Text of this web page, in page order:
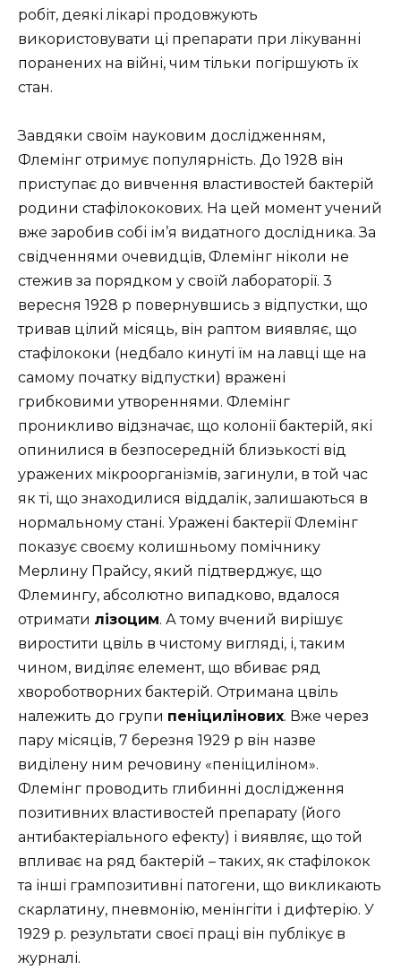
робіт, деякі лікарі продовжують
використовувати ці препарати при лікуванні
поранених на війні, чим тільки погіршують їх
стан.
Завдяки своїм науковим дослідженням,
Флемінг отримує популярність. До 1928 він
приступає до вивчення властивостей бактерій
родини стафілококових. На цей момент учений
вже заробив собі ім’я видатного дослідника. За
свідченнями очевидців, Флемінг ніколи не
стежив за порядком у своїй лабораторії. 3
вересня 1928 р повернувшись з відпустки, що
тривав цілий місяць, він раптом виявляє, що
стафілококи (недбало кинуті їм на лавці ще на
самому початку відпустки) вражені
грибковими утвореннями. Флемінг
проникливо відзначає, що колонії бактерій, які
опинилися в безпосередній близькості від
уражених мікроорганізмів, загинули, в той час
як ті, що знаходилися віддалік, залишаються в
нормальному стані. Уражені бактерії Флемінг
показує своєму колишньому помічнику
Мерлину Прайсу, який підтверджує, що
Флемингу, абсолютно випадково, вдалося
отримати лізоцим. А тому вчений вирішує
виростити цвіль в чистому вигляді, і, таким
чином, виділяє елемент, що вбиває ряд
хвороботворних бактерій. Отримана цвіль
належить до групи пеніцилінових. Вже через
пару місяців, 7 березня 1929 р він назве
виділену ним речовину «пеніциліном».
Флемінг проводить глибинні дослідження
позитивних властивостей препарату (його
антибактеріального ефекту) і виявляє, що той
впливає на ряд бактерій – таких, як стафілокок
та інші грампозитивні патогени, що викликають
скарлатину, пневмонію, менінгіти і дифтерію. У
1929 р. результати своєї праці він публікує в
журналі.